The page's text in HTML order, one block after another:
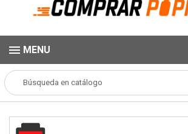
MENU
Popper Aromas Pequeños